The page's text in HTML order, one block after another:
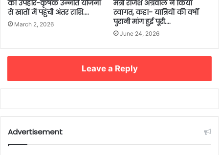
का उपहार-कृषक उन्नति योजना
से खातों में पहुंची अंतर राशि….
March 2, 2026
मंत्री राजेश अग्रवाल ने किया
स्वागत, कहा- यात्रियों की वर्षों
पुरानी मांग हुई पूरी….
June 24, 2026
Leave a Reply
Advertisement